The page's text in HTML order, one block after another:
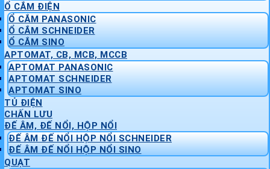
Ổ CẮM ĐIỆN
Ổ CẮM PANASONIC
Ổ CẮM SCHNEIDER
Ổ CẮM SINO
APTOMAT, CB, MCB, MCCB
APTOMAT PANASONIC
APTOMAT SCHNEIDER
APTOMAT SINO
TỦ ĐIỆN
CHẤN LƯU
ĐẾ ÂM, ĐẾ NỔI, HỘP NỔI
ĐẾ ÂM ĐẾ NỔI HỘP NỔI SCHNEIDER
ĐẾ ÂM ĐẾ NỔI HỘP NỔI SINO
QUẠT